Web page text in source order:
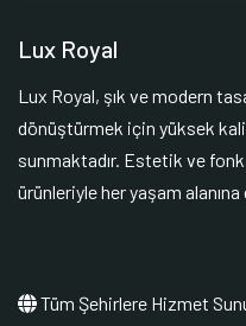
Lux Royal
Lux Royal, şık ve modern
dönüştürmek için yüksek
sunmaktadır. Estetik ve
ürünleriyle her yaşam
Tüm Şehirlere Hizmet